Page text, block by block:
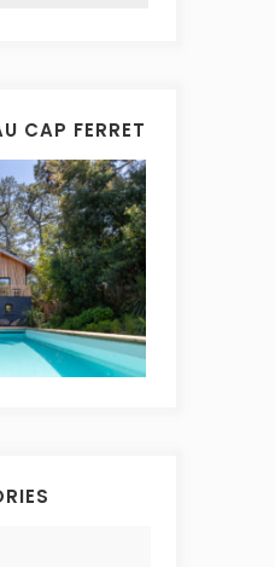
CAP FERRET